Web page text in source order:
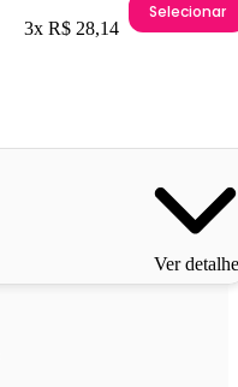
3x R$ 28,14
Selecionar
Ver